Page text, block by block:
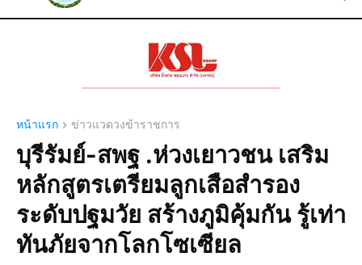
หน้าแรก ข่าวแวดวงข้าราชการ
บุรีรัมย์-สพฐ .ห่วงเยาวชน เสริม
หลักสูตรเตรียมลูกเสือสำรอง
ระดับปฐมวัย สร้างภูมิคุ้มกัน รู้เท่า
ทันภัยจากโลกโซเซียล